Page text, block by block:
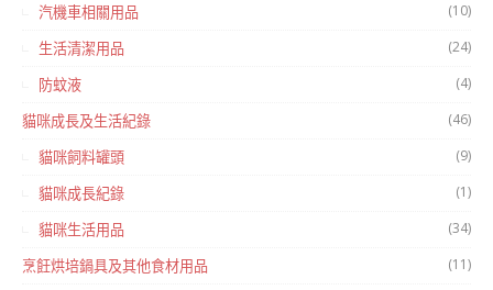
汽機車相關用品 (10)
生活清潔用品 (24)
防蚊液 (4)
貓咪成長及生活紀錄 (46)
貓咪飼料罐頭 (9)
貓咪成長紀錄 (1)
貓咪生活用品 (34)
烹飪烘培鍋具及其他食材用品 (11)